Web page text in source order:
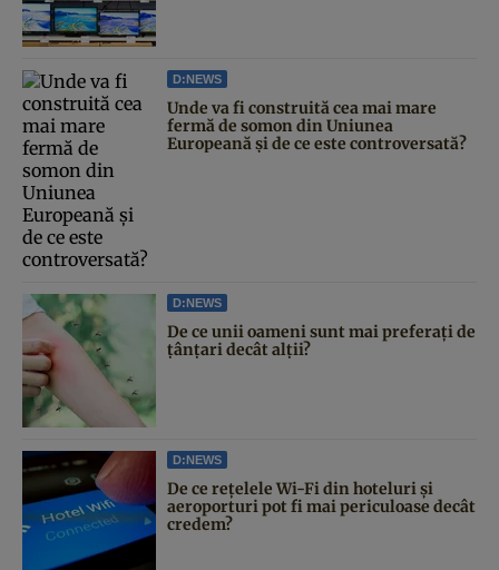
D:NEWS
Unde va fi construită cea mai mare
fermă de somon din Uniunea
Europeană și de ce este controversată?
D:NEWS
De ce unii oameni sunt mai preferați de
țânțari decât alții?
D:NEWS
De ce rețelele Wi-Fi din hoteluri și
aeroporturi pot fi mai periculoase decât
credem?